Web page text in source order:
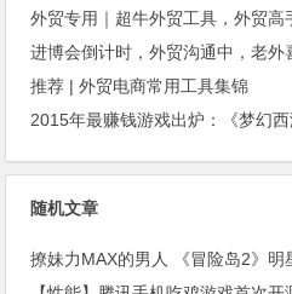
外贸专用｜超牛外贸工具，外贸高
推荐 | 外贸电商常用工具集锦
随机文章
撩妹力MAX的男人 《冒险岛2》